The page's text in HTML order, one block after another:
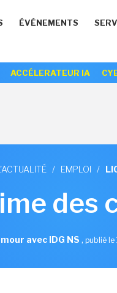
ÉVÉNEMENTS
ACCÉLERATEUR IA
/ EMPLOI /
des
avec IDG NS , publié le